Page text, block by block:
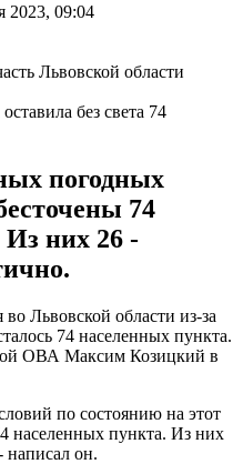
2023, 09:04
без света 74
погодных
74
них 26 -
Львовской области из-за
74 населенных пункта.
ОВА Максим Козицкий в
по состоянию на этот
населенных пункта. Из них
написал он.